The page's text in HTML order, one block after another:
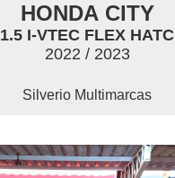
HONDA CITY
1.5 I-VTEC FLEX HATC
2022 / 2023
Silverio Multimarcas